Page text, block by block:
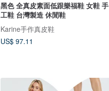
黑色 全真皮素面低跟樂福鞋 女鞋 手
工鞋 台灣製造 休閒鞋
Karine手作真皮鞋
US$ 97.11